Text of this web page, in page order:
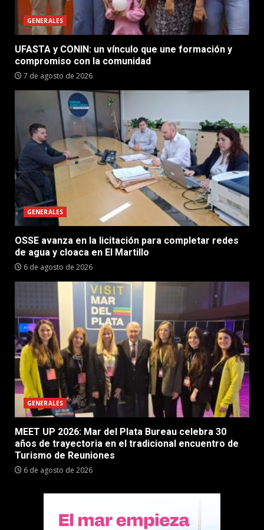
GENERALES
UFASTA y CONIN: un vínculo que une formación y
compromiso con la comunidad
7 de agosto de 2026
GENERALES
OSSE avanza en la licitación para completar redes
de agua y cloaca en El Martillo
6 de agosto de 2026
GENERALES
MEET UP 2026: Mar del Plata Bureau celebra 30
años de trayectoria en el tradicional encuentro de
Turismo de Reuniones
6 de agosto de 2026